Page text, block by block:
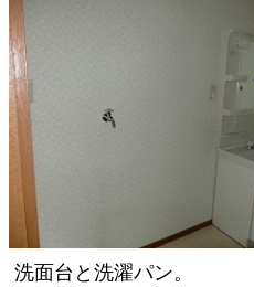
洗面台と洗濯パン。